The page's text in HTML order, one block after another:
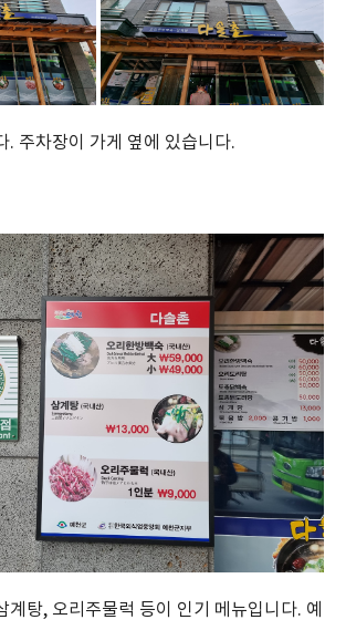
. 주차장이 가게 옆에 있습니다.
계탕, 오리주물럭 등이 인기 메뉴입니다. 예